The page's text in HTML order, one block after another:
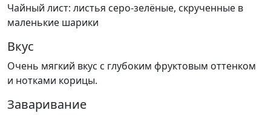
Чайный лист: листья серо-зелёные, скрученные в
маленькие шарики
Вкус
Очень мягкий вкус с глубоким фруктовым оттенком
и нотками корицы.
Заваривание